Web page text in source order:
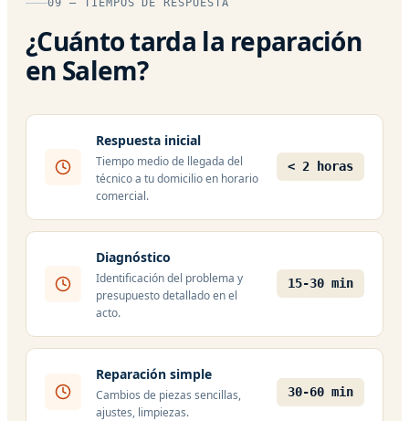
¿Cuánto tarda la reparación
en Salem?
Respuesta inicial
Tiempo medio de llegada del
técnico a tu domicilio en horario
comercial.
< 2 horas
Diagnóstico
Identificación del problema y
presupuesto detallado en el
acto.
15-30 min
Reparación simple
Cambios de piezas sencillas,
ajustes, limpiezas.
30-60 min